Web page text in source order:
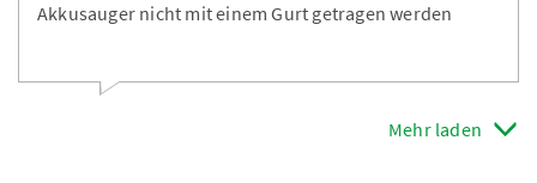
Akkusauger nicht mit einem Gurt getragen werden
Mehr laden